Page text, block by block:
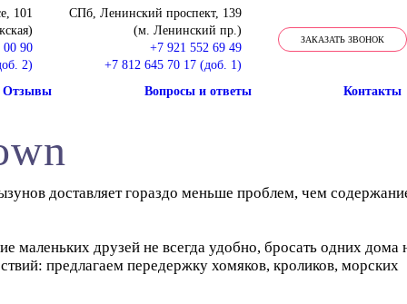
101
00 90
2)
СПб, Ленинский проспект, 139
(м. Ленинский пр.)
+7 921 552 69 49
+7 812 645 70 17 (доб. 1)
ЗАКАЗАТЬ ЗВОНОК
Отзывы Вопросы и ответы Контакты
доставляет гораздо меньше проблем, чем
маленьких друзей не всегда удобно, бросать одних дома
предлагаем передержку хомяков, кроликов, морских